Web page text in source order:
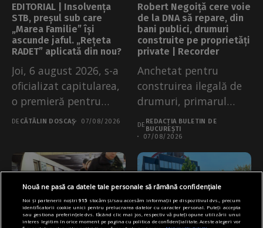
EDITORIAL | Insolvența
STB, preșul sub care
„Marea Familie” își
ascunde jaful. „Rețeta
RADET” aplicată din nou?
Joi, 6 august 2026, s-a
oficializat capitularea,
o premieră pentru
transportul public...
DE CĂTĂLIN DOSCAȘ 07/08/2026
Robert Negoiță cere voie
de la DNA să repare, din
bani publici, drumuri
construite pe proprietăți
private | Recorder
Anchetat pentru
construirea ilegală de
drumuri, primarul
Sectorului 3 Robert
Negoiță a...
DE REDACȚIA BULETIN DE
BUCUREȘTI
07/08/2026
Nouă ne pasă ca datele tale personale să rămână confidențiale
Noi și partenerii noștri915 stocăm și/sau accesăm informații pe dispozitivul dvs., precum
identificatorii cookie unici pentru prelucrarea datelor cu caracter personal. Puteți accepta
sau gestiona preferințele dvs. făcând clic mai jos, respectiv vă puteți opune utilizării unui
interes legitim în orice moment pe pagina cu politica de confidențialitate. Aceste alegeri vor